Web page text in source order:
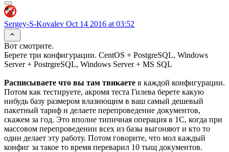
Sergey-S-Kovalev Oct 14 2016 at 03:52
Вот смотрите.
Берете три конфигурации. CentOS + PostgreSQL, Windows
Server + PostrgreSQL, Windows Server + MS SQL
Расписываете что вы там твикаете в каждой конфигурации.
Потом как тестируете, акромя теста Гилева берете какую
нибудь базу размером влазиющим в ваш самый дешевый
пакетный тариф и делаете перепроведение документов,
скажем за год. Это вполне типичная операция в 1С, когда при
массовом перепроведении всех из базы выгоняют и кто то
один делает эту работу. Потом говорите, что мол каждый
конфиг за такое то время переварил 10 тыщ документов.